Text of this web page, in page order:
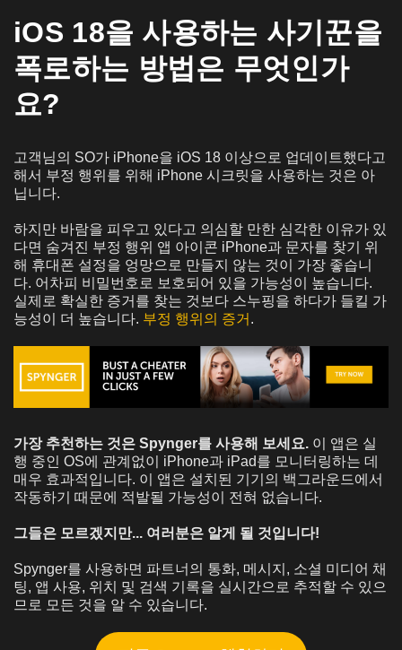
iOS 18을 사용하는 사기꾼을
폭로하는 방법은 무엇인가
요?
고객님의 SO가 iPhone을 iOS 18 이상으로 업데이트했다고
해서 부정 행위를 위해 iPhone 시크릿을 사용하는 것은 아
닙니다.
하지만 바람을 피우고 있다고 의심할 만한 심각한 이유가 있
다면 숨겨진 부정 행위 앱 아이콘 iPhone과 문자를 찾기 위
해 휴대폰 설정을 엉망으로 만들지 않는 것이 가장 좋습니
다. 어차피 비밀번호로 보호되어 있을 가능성이 높습니다.
실제로 확실한 증거를 찾는 것보다 스누핑을 하다가 들킬 가
능성이 더 높습니다. 부정 행위의 증거 .
가장 추천하는 것은 Spynger를 사용해 보세요. 이 앱은 실
행 중인 OS에 관계없이 iPhone과 iPad를 모니터링하는 데
매우 효과적입니다. 이 앱은 설치된 기기의 백그라운드에서
작동하기 때문에 적발될 가능성이 전혀 없습니다.
그들은 모르겠지만... 여러분은 알게 될 것입니다!
Spynger를 사용하면 파트너의 통화, 메시지, 소셜 미디어 채
팅, 앱 사용, 위치 및 검색 기록을 실시간으로 추적할 수 있으
므로 모든 것을 알 수 있습니다.